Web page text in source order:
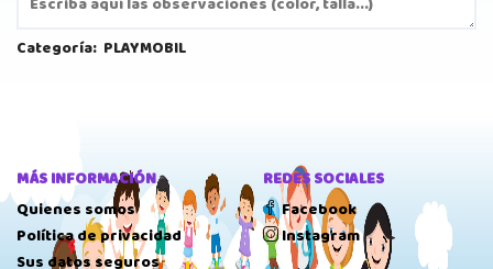
Categoría: PLAYMOBIL
MÁS INFORMACIÓN
Quienes somos
Política de privacidad
Sus datos seguros
REDES SOCIALES
Facebook
Instagram